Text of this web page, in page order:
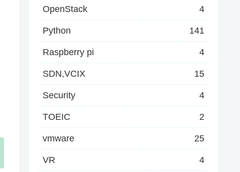
OpenStack 4
Python 141
Raspberry pi 4
SDN,VCIX 15
Security 4
TOEIC 2
vmware 25
VR 4